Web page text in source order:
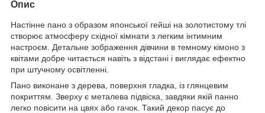
Опис
Настінне пано з образом японської гейші на золотистому тлі
створює атмосферу східної кімнати з легким інтимним
настроєм. Детальне зображення дівчини в темному кімоно з
квітами добре читається навіть з відстані і виглядає ефектно
при штучному освітленні.
Пано виконане з дерева, поверхня гладка, із глянцевим
покриттям. Зверху є металева підвіска, завдяки якій панно
легко повісити на цвях або гачок. Такий декор пасує до